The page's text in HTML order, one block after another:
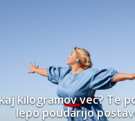
kilogramov več? Te
lepo poudarijo